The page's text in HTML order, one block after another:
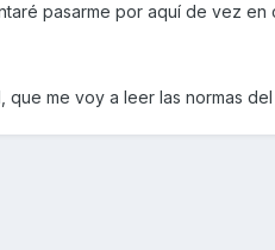
pasarme por aquí de vez en
que me voy a leer las normas